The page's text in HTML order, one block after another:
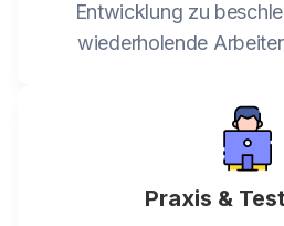
Entwicklung zu
wiederholende
Praxis &